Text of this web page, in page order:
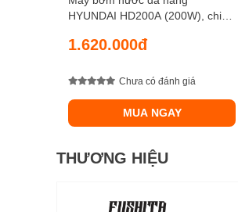
HYUNDAI HD200A (200W), chiều
lưu lượng 35 lít/ phút
1.620.000đ
Chưa có đánh giá
MUA NGAY
THƯƠNG HIỆU